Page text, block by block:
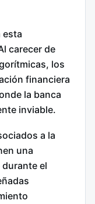
esta
carecer de
los
financiera
la banca
inviable.
a la
una
el